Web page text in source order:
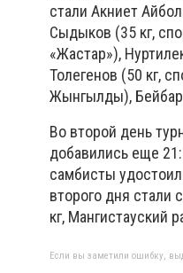
стали Акниет
Сыдыков (35 кг,
«Жастар»),
Толегенов (50 кг,
Жынгылды),
Во второй день
добавились еще
самбисты
второго дня стали
кг, Мангистауский
Если вы заметили ошибку,